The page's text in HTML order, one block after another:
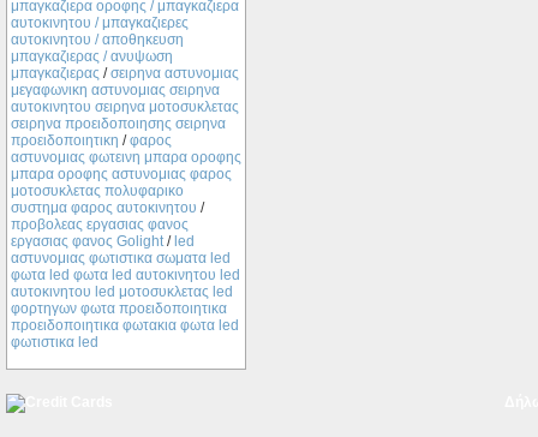
μπαγκαζιερα οροφης / μπαγκαζιερα
αυτοκινητου / μπαγκαζιερες
αυτοκινητου / αποθηκευση
μπαγκαζιερας / ανυψωση
μπαγκαζιερας /σειρηνα αστυνομιας
μεγαφωνικη αστυνομιας σειρηνα
αυτοκινητου σειρηνα μοτοσυκλετας
σειρηνα προειδοποιησης σειρηνα
προειδοποιητικη /φαρος
αστυνομιας φωτεινη μπαρα οροφης
μπαρα οροφης αστυνομιας φαρος
μοτοσυκλετας πολυφαρικο
συστημα φαρος αυτοκινητου /
προβολεας εργασιας φανος
εργασιας φανος Golight/ led
αστυνομιας φωτιστικα σωματα led
φωτα led φωτα led αυτοκινητου led
αυτοκινητου led μοτοσυκλετας led
φορτηγων φωτα προειδοποιητικα
προειδοποιητικα φωτακια φωτα led
φωτιστικα led